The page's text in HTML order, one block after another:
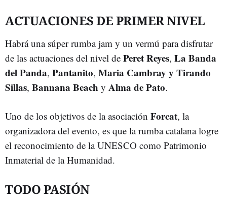
ACTUACIONES DE PRIMER NIVEL
Habrá una súper rumba jam y un vermú para disfrutar
de las actuaciones del nivel de PeretReyes, La Banda
del Panda, Pantanito, Maria Cambray y Tirando
Sillas, Bannana Beach y Alma de Pato.
Uno de los objetivos de la asociación Forcat, la
organizadora del evento, es que la rumba catalana logre
el reconocimiento de la UNESCO como Patrimonio
Inmaterial de la Humanidad.
TODO PASIÓN